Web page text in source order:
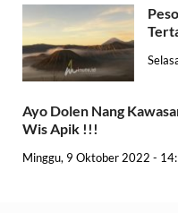
Ayo Dolen Nang
Wis Apik !!!
Minggu, 9 Oktober 2022 -